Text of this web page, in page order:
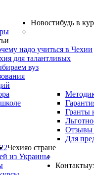
Новостибудь в
надо учиться в Чехии
для талантливых
вуз
Гранты
Отзывы
Для
из Украины
Чехияо стране
Контакты